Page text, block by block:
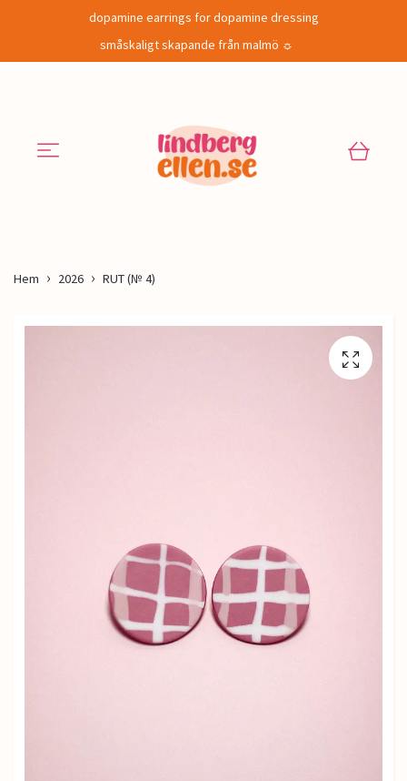
dopamine earrings for dopamine dressing
småskaligt skapande från malmö ☼
Hem 2026 RUT (№ 4)